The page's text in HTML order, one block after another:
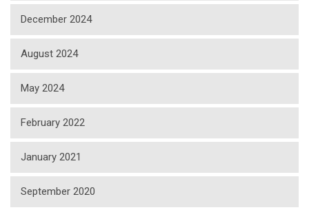
December 2024
August 2024
May 2024
February 2022
January 2021
September 2020